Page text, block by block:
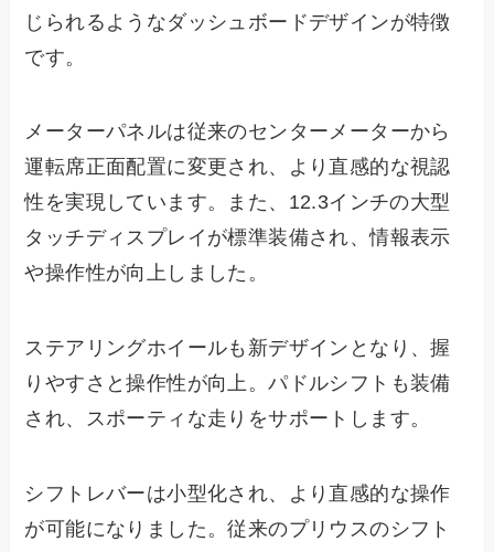
じられるようなダッシュボードデザインが特徴
です。
メーターパネルは従来のセンターメーターから
運転席正面配置に変更され、より直感的な視認
性を実現しています。また、12.3インチの大型
タッチディスプレイが標準装備され、情報表示
や操作性が向上しました。
ステアリングホイールも新デザインとなり、握
りやすさと操作性が向上。パドルシフトも装備
され、スポーティな走りをサポートします。
シフトレバーは小型化され、より直感的な操作
が可能になりました。従来のプリウスのシフト